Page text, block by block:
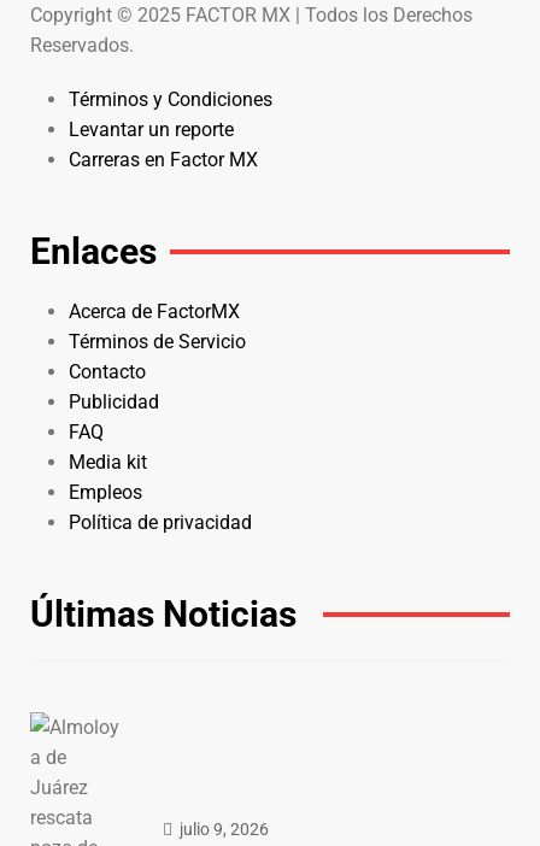
Copyright © 2025 FACTOR MX | Todos los Derechos
Reservados.
Términos y Condiciones
Levantar un reporte
Carreras en Factor MX
Enlaces
Acerca de FactorMX
Términos de Servicio
Contacto
Publicidad
FAQ
Media kit
Empleos
Política de privacidad
Últimas Noticias
julio 9, 2026